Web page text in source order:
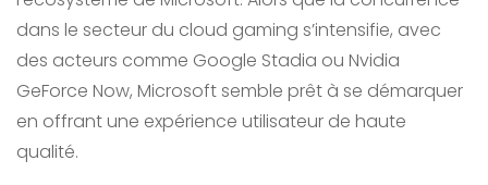
dans le secteur du cloud gaming s’intensifie, avec
des acteurs comme Google Stadia ou Nvidia
GeForce Now, Microsoft semble prêt à se démarquer
en offrant une expérience utilisateur de haute
qualité.